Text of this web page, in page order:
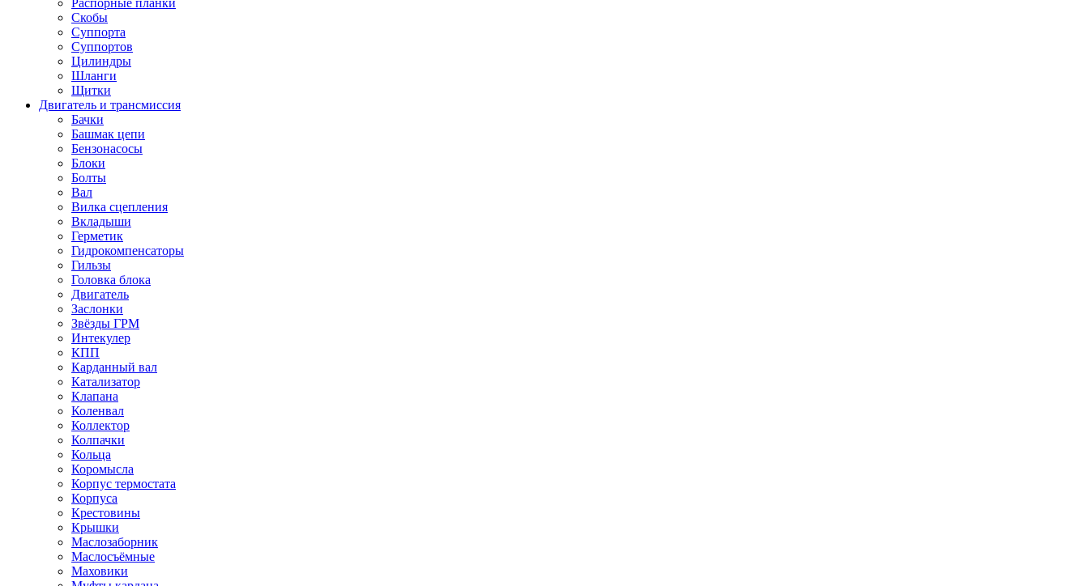
Распорные планки
Скобы
Суппорта
Суппортов
Цилиндры
Шланги
Щитки
Двигатель и трансмиссия
Бачки
Башмак цепи
Бензонасосы
Блоки
Болты
Вал
Вилка сцепления
Вкладыши
Герметик
Гидрокомпенсаторы
Гильзы
Головка блока
Двигатель
Заслонки
Звёзды ГРМ
Интекулер
КПП
Карданный вал
Катализатор
Клапана
Коленвал
Коллектор
Колпачки
Кольца
Коромысла
Корпус термостата
Корпуса
Крестовины
Крышки
Маслозаборник
Маслосъёмные
Маховики